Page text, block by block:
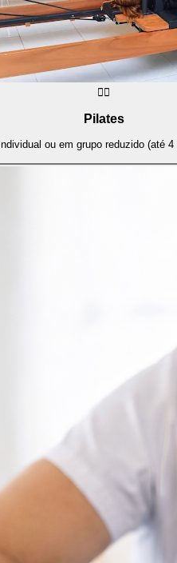
🧘‍♀️
Pilates
Individual ou em grupo reduzido (até 4